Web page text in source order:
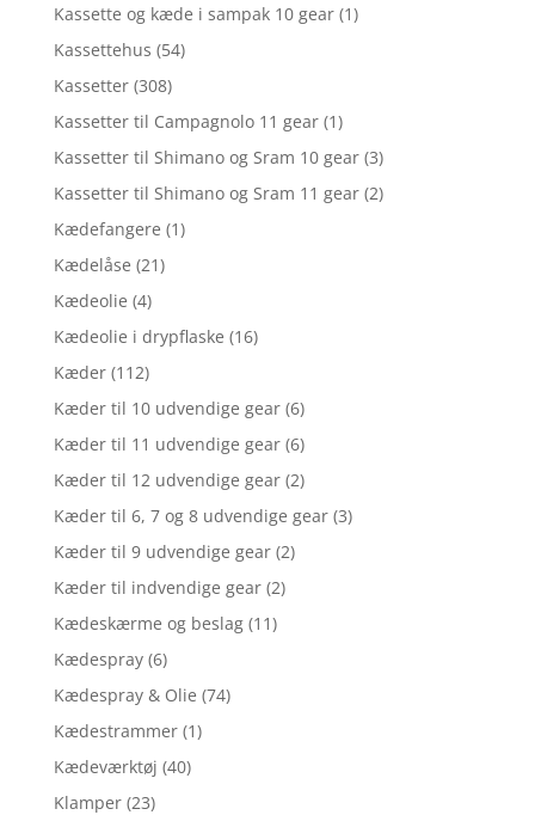
Kassette og kæde i sampak 10 gear (1)
Kassettehus (54)
Kassetter (308)
Kassetter til Campagnolo 11 gear (1)
Kassetter til Shimano og Sram 10 gear (3)
Kassetter til Shimano og Sram 11 gear (2)
Kædefangere (1)
Kædelåse (21)
Kædeolie (4)
Kædeolie i drypflaske (16)
Kæder (112)
Kæder til 10 udvendige gear (6)
Kæder til 11 udvendige gear (6)
Kæder til 12 udvendige gear (2)
Kæder til 6, 7 og 8 udvendige gear (3)
Kæder til 9 udvendige gear (2)
Kæder til indvendige gear (2)
Kædeskærme og beslag (11)
Kædespray (6)
Kædespray & Olie (74)
Kædestrammer (1)
Kædeværktøj (40)
Klamper (23)